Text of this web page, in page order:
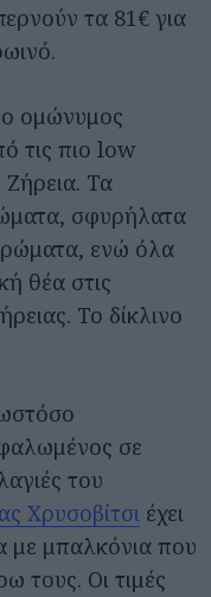
τα 81€ για
ο ομώνυμος
τις πιο low
Τα
σφυρήλατα
ενώ όλα
θέα στις
Το δίκλινο
σε
του
Χρυσοβίτσι έχει
με μπαλκόνια που
τους. Οι τιμές